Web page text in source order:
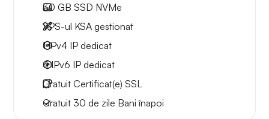
30 GB SSD NVMe
VPS-ul KSA gestionat
1 IPv4 IP dedicat
4 IPv6 IP dedicat
Gratuit Certificat(e) SSL
Gratuit 30 de zile Bani înapoi